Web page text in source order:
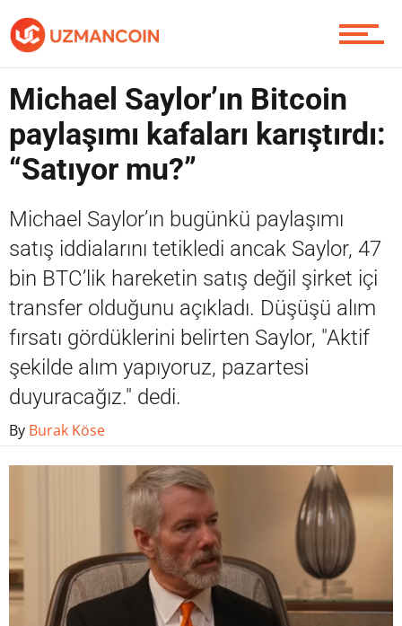
Soru Sor
Contact / İletişim
Michael Saylor’ın Bitcoin
paylaşımı kafaları karıştırdı:
“Satıyor mu?”
Michael Saylor’ın bugünkü paylaşımı
satış iddialarını tetikledi ancak Saylor, 47
bin BTC’lik hareketin satış değil şirket içi
transfer olduğunu açıkladı. Düşüşü alım
fırsatı gördüklerini belirten Saylor, "Aktif
şekilde alım yapıyoruz, pazartesi
duyuracağız." dedi.
By Burak Köse